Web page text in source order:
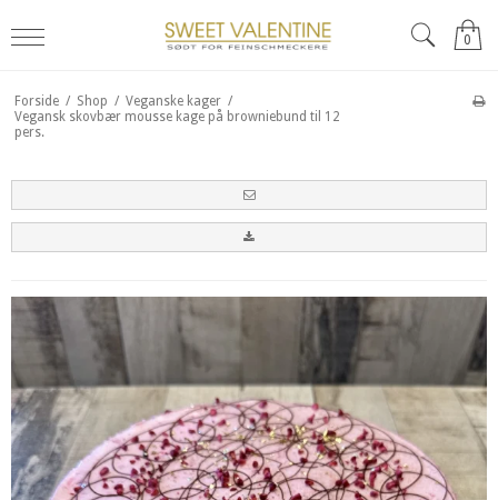
0
Forside / Shop / Veganske kager /
Vegansk skovbær mousse kage på browniebund til 12
pers.